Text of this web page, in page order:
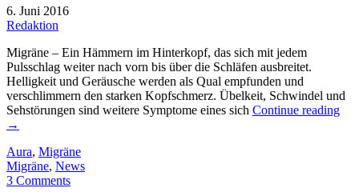
6. Juni 2016
Redaktion
Migräne – Ein Hämmern im Hinterkopf, das sich mit jedem
Pulsschlag weiter nach vorn bis über die Schläfen ausbreitet.
Helligkeit und Geräusche werden als Qual empfunden und
verschlimmern den starken Kopfschmerz. Übelkeit, Schwindel und
Sehstörungen sind weitere Symptome eines sich Continue reading
→
Aura, Migräne
Migräne, News
3 Comments